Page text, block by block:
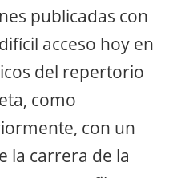
publicadas con
acceso hoy en
del repertorio
como
con un
la carrera de la